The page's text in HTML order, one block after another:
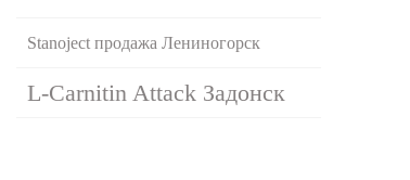
Stanoject продажа Лениногорск
L-Carnitin Attack Задонск